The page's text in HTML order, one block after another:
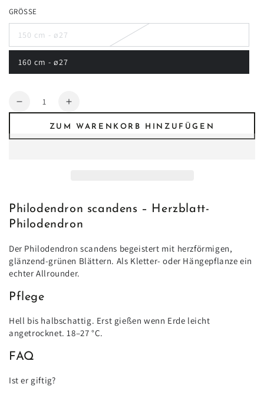
GRÖSSE
150 cm - ø27
Variante
ausverkauft
nicht
verfügbar
160 cm - ø27
Variante
ausverkauft
verfügbar
Anzahl
Verringere
Menge
Philodendron
–
Pflegeleichte
Kletter-
&amp;
Hängepflanze
Erhöhe
Menge
Philodendron
Pflegeleichte
&amp;
Hängepflanze
ZUM WARENKORB HINZUFÜGEN
Philodendron scandens – Herzblatt-
Philodendron
Der Philodendron scandens begeistert mit herzförmigen,
glänzend-grünen Blättern. Als Kletter- oder Hängepflanze ein
echter Allrounder.
Pflege
Hell bis halbschattig. Erst gießen wenn Erde leicht
angetrocknet. 18–27 °C.
FAQ
Ist er giftig?